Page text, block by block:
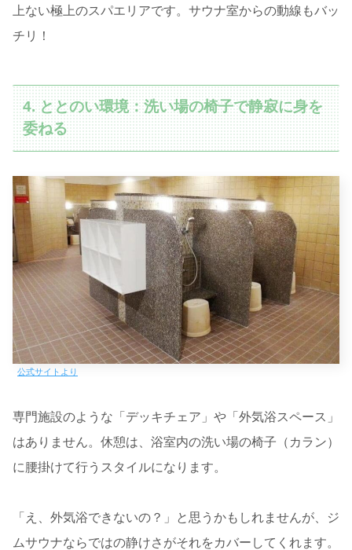
上ない極上のスパエリアです。サウナ室からの動線もバッ
チリ！
4. ととのい環境：洗い場の椅子で静寂に身を
委ねる
公式サイトより
専門施設のような「デッキチェア」や「外気浴スペース」
はありません。休憩は、浴室内の洗い場の椅子（カラン）
に腰掛けて行うスタイルになります。
「え、外気浴できないの？」と思うかもしれませんが、ジ
ムサウナならではの静けさがそれをカバーしてくれます。